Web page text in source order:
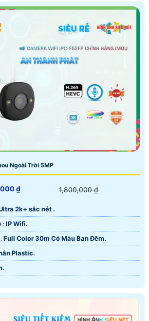
Ngoài Trời 5MP
₫ 1,800,000 ₫
2k+ sắc nét .
⚜️ Trang Bị Công Nghệ : IP Wifi.
🌔 Tầm Nhìn Ban Đêm : Full Color 30m Có Màu Ban Ðêm.
Plastic.